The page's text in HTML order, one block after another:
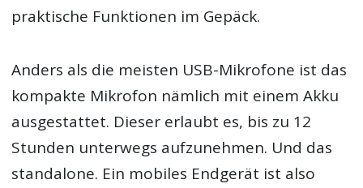
praktische Funktionen im Gepäck.
Anders als die meisten USB-Mikrofone ist das
kompakte Mikrofon nämlich mit einem Akku
ausgestattet. Dieser erlaubt es, bis zu 12
Stunden unterwegs aufzunehmen. Und das
standalone. Ein mobiles Endgerät ist also